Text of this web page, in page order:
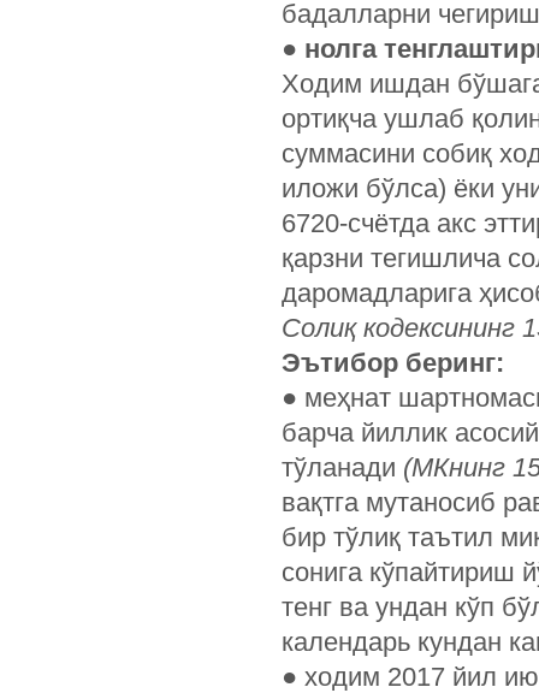
бадалларни
● нолга
Ходим ишдан
ортиқча ушлаб
суммасини собиқ
иложи бўлса) ёки
6720-счётда акс
қарзни тегишлича
даромадларига
Солиқ кодексининг
Эътибор беринг:
● меҳнат
барча йиллик
тўланади (МКнинг
вақтга мутаносиб
бир тўлиқ таътил
сонига кўпайтириш
тенг ва ундан кўп
календарь кундан
● ходим 2017 йил